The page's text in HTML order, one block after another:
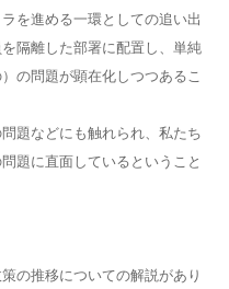
を進める一環としての追い出
隔離した部署に配置し、単純
の問題が顕在化しつつあるこ
題などにも触れられ、私たち
題に直面しているということ
の推移についての解説があり